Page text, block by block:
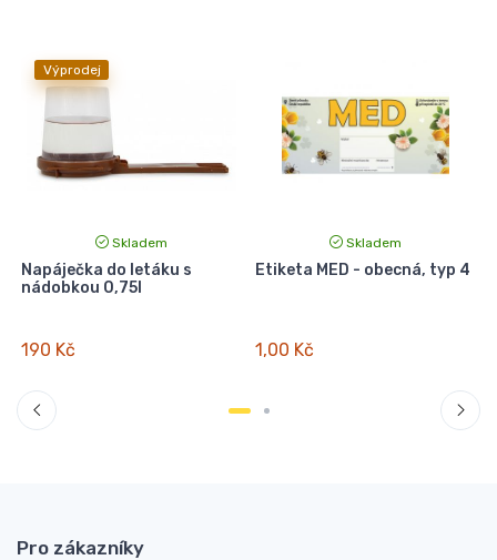
Výprodej
Skladem
Napáječka do letáku s
nádobkou 0,75l
190 Kč
Skladem
Etiketa MED - obecná, typ 4
1,00 Kč
Pro zákazníky